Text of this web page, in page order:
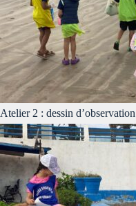
Atelier 2 : dessin